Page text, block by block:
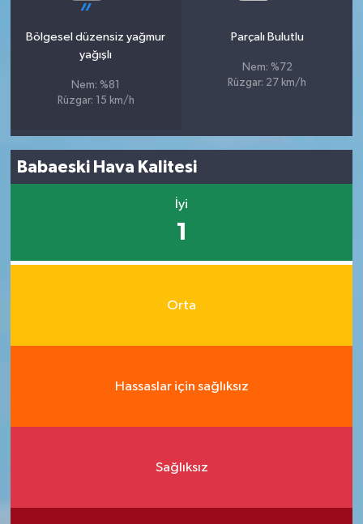
Bölgesel düzensiz yağmur
yağışlı
Nem: %81
Rüzgar: 15 km/h
Parçalı Bulutlu
Nem: %72
Rüzgar: 27 km/h
Babaeski Hava Kalitesi
İyi
1
Orta
Hassaslar için sağlıksız
Sağlıksız